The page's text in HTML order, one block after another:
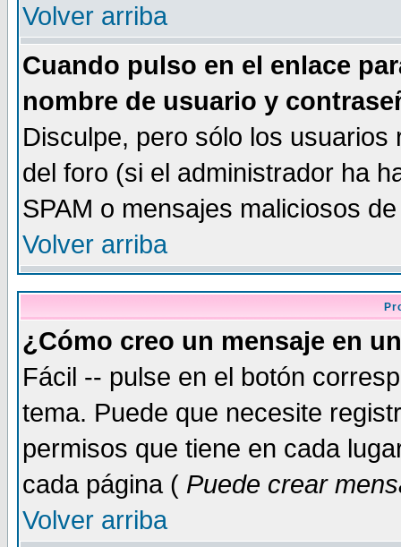
Volver arriba
Cuando pulso en el enlace
nombre de usuario y
Disculpe, pero sólo los
del foro (si el administrador ha
SPAM o mensajes maliciosos
Volver arriba
¿Cómo creo un mensaje en
Fácil -- pulse en el botón
tema. Puede que necesite
permisos que tiene en cada
cada página ( Puede crear
Volver arriba